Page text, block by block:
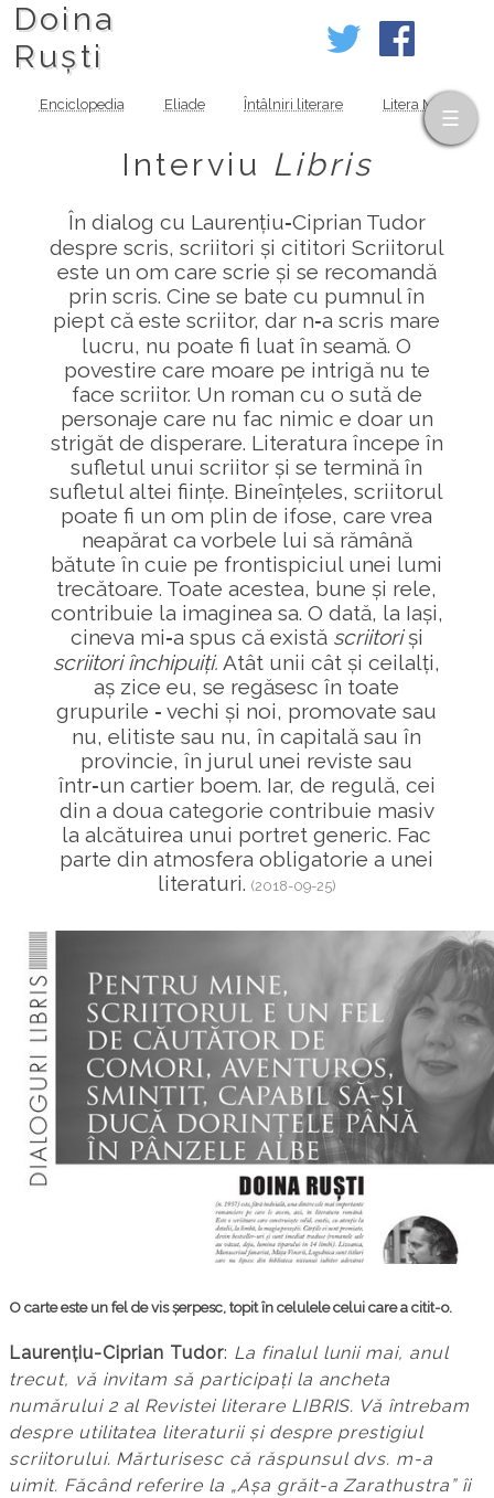
Doina
Ruști
Enciclopedia Eliade Întâlniri literare Litera MOV
Interviu Libris
În dialog cu Laurențiu‑Ciprian Tudor
despre scris, scriitori și cititori Scriitorul
este un om care scrie și se recomandă
prin scris. Cine se bate cu pumnul în
piept că este scriitor, dar n‑a scris mare
lucru, nu poate fi luat în seamă. O
povestire care moare pe intrigă nu te
face scriitor. Un roman cu o sută de
personaje care nu fac nimic e doar un
strigăt de disperare. Literatura începe în
sufletul unui scriitor și se termină în
sufletul altei ființe. Bineînțeles, scriitorul
poate fi un om plin de ifose, care vrea
neapărat ca vorbele lui să rămână
bătute în cuie pe frontispiciul unei lumi
trecătoare. Toate acestea, bune și rele,
contribuie la imaginea sa. O dată, la Iași,
cineva mi‑a spus că există scriitoriși
scriitori închipuiți. Atât unii cât și ceilalți,
aș zice eu, se regăsesc în toate
grupurile ‑ vechi și noi, promovate sau
nu, elitiste sau nu, în capitală sau în
provincie, în jurul unei reviste sau
într‑un cartier boem. Iar, de regulă, cei
din a doua categorie contribuie masiv
la alcătuirea unui portret generic. Fac
parte din atmosfera obligatorie a unei
literaturi. (2018-09-25)
O carte este un fel de vis șerpesc, topit în celulele celui care a citit-o.
Laurențiu-Ciprian Tudor: La finalul lunii mai, anul
trecut, vă invitam să participați la ancheta
numărului 2 al Revistei literare LIBRIS. Vă întrebam
despre utilitatea literaturii și despre prestigiul
scriitorului. Mărturisesc că răspunsul dvs. m-a
uimit. Făcând referire la „Așa grăit-a Zarathustra” îi